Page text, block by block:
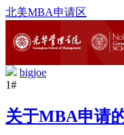
北美MBA申请区
bigjoe
1#
关于MBA申请